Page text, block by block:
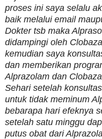
proses ini saya selalu
baik melalui email
Dokter tsb maka
didampingi oleh
kemudian saya
dan memberikan
Alprazolam dan
Sehari setelah
untuk tidak meminum
bebarapa hari efeknya
setelah satu minggu
putus obat dari